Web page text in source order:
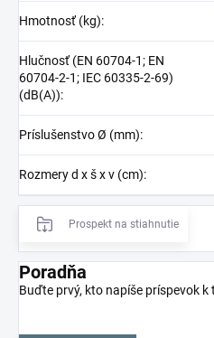
Hmotnosť (kg):
Hlučnosť (EN 60704-1; EN
60704-2-1; IEC 60335-2-69)
(dB(A)):
Príslušenstvo Ø (mm):
Rozmery d x š x v (cm):
Prospekt na stiahnutie
Poradňa
Buďte prvý, kto napíše príspevok k